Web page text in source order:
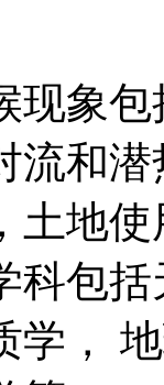
现象
流和
土地
科包
学，